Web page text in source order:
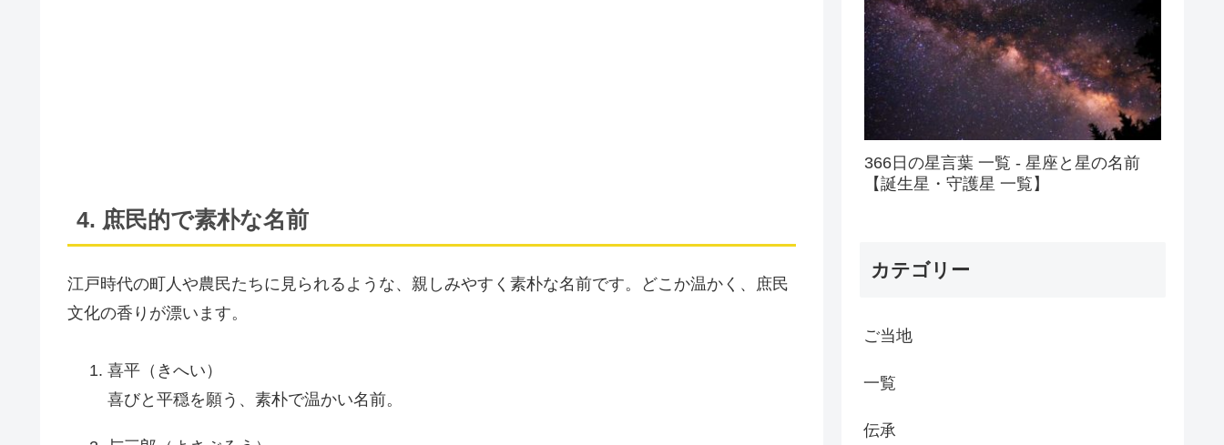
4. 庶民的で素朴な名前
江戸時代の町人や農民たちに見られるような、親しみやすく素朴な名前です。どこか温かく、庶民
文化の香りが漂います。
喜平（きへい）
喜びと平穏を願う、素朴で温かい名前。
366日の星言葉 一覧 - 星座と星の名前
【誕生星・守護星 一覧】
カテゴリー
ご当地
一覧
伝承